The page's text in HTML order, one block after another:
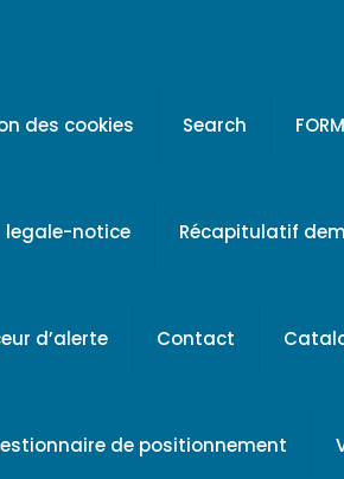
des cookies Search
legale-notice Récapitulatif
d’alerte Contact
de positionnement